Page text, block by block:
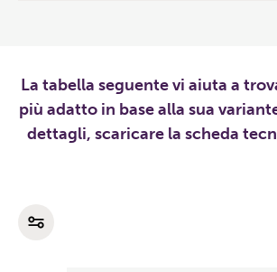
La tabella seguente vi aiuta a
più adatto in base alla sua
dettagli, scaricare la scheda